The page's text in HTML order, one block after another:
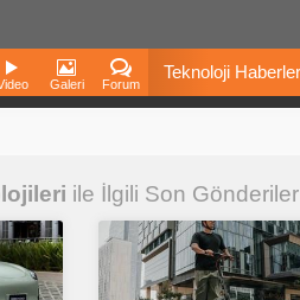
Galeri Forum
Teknoloji
Fiyatları
İnstagram
ile İlgili Son Gönderiler